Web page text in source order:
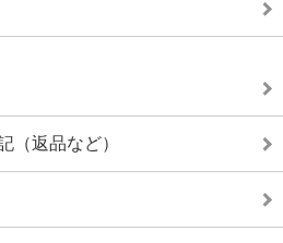
（返品など）